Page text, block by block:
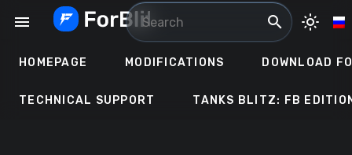
menu search light_mode
HOMEPAGE MODIFICATIONS DOWNLOAD
TECHNICAL SUPPORT TANKS BLITZ: FB